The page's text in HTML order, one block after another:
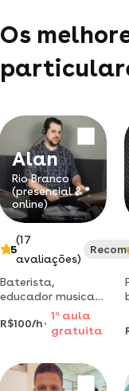
Os
Alan
Rio Branco
(presencial &
online)
5
(17
avaliações)
Baterista,
educador musical
e mestrando em
performance
musical pela ufmg.
bateria mpb/jazz
pelo conservatório
R$100/h
1 aaula
gratuita